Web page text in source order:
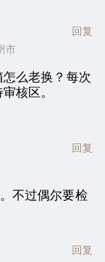
市
回复
么老换？每次
核区。
回复
不过偶尔要检
回复